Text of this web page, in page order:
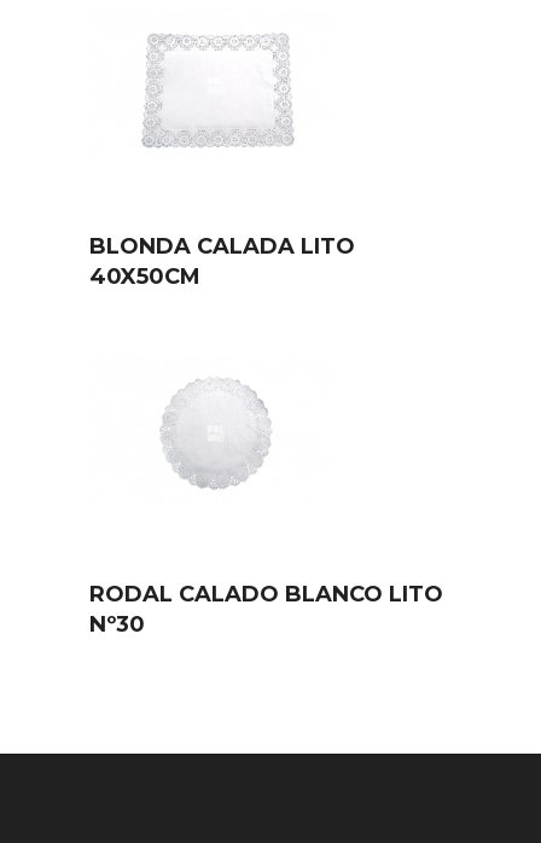
BLONDA CALADA LITO
40X50CM
RODAL CALADO BLANCO LITO
Nº30